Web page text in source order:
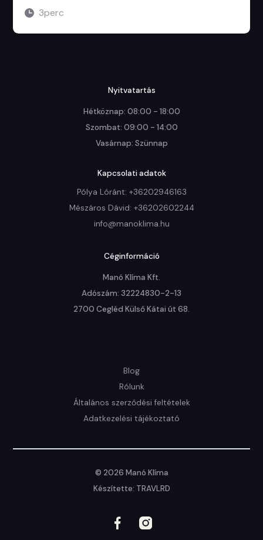
3perc
Nyitvatartás
Hétköznap: 08:00 - 18:00
Szombat: 09:00 - 14:00
Vasárnap: Szünnap
Kapcsolati adatok
Pólya Lóránt: +36202946163
Mészáros Dávid: +36202602244
info@manoklima.hu
Céginformáció
Manó Klíma Kft.
Adószám: 32224830-2-13
2700 Cegléd Külső Kátai út 68.
Blog
Rólunk
Általános szerződési feltételek
Adatkezelési tájékoztató
© 2026 Manó Klíma
Készítette: TRAVLRD